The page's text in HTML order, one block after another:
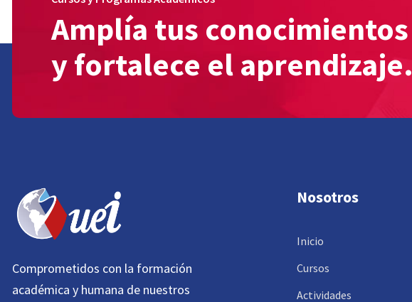
Amplía tus conocimientos
y fortalece el aprendizaje.
Comprometidos con la formación
académica y humana de nuestros
Nosotros
Inicio
Cursos
Actividades